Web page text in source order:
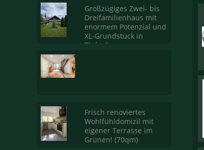
Großzügiges Zwei- bis
Dreifamilienhaus mit
enormem Potenzial und
XL-Grundstück in
Tiefenbronn
Frisch renoviertes
Wohlfühldomizil mit
eigener Terrasse im
Grünen! (70qm)